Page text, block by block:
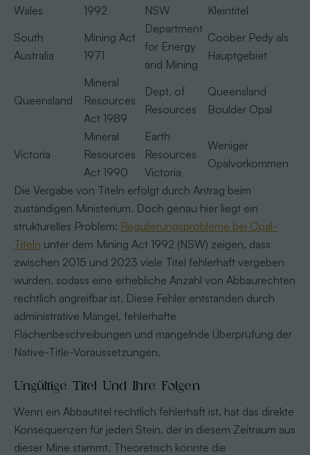
Wales
1992
NSW
Kleintitel
South
Australia
Mining Act
1971
Department
for Energy
and Mining
Coober Pedy als
Hauptgebiet
Queensland
Mineral
Resources
Act 1989
Dept. of
Resources
Queensland
Boulder Opal
Victoria
Mineral
Resources
Act 1990
Earth
Resources
Victoria
Weniger
Opalvorkommen
Die Vergabe von Titeln erfolgt durch Antrag beim
zuständigen Ministerium. Doch genau hier liegt ein
strukturelles Problem: Regulierungsprobleme bei Opal-
Titeln unter dem Mining Act 1992 (NSW) zeigen, dass
zwischen 2015 und 2023 viele Titel fehlerhaft vergeben
wurden, sodass eine erhebliche Anzahl von Abbaurechten
rechtlich angreifbar ist. Diese Fehler entstanden durch
administrative Mängel, fehlerhafte
Flächenbeschreibungen und mangelnde Überprüfung der
Native-Title-Voraussetzungen.
Ungültige Titel Und Ihre Folgen
Wenn ein Abbautitel rechtlich fehlerhaft ist, hat das direkte
Konsequenzen für jeden Stein, der in diesem Zeitraum aus
dieser Mine stammt. Theoretisch könnte die